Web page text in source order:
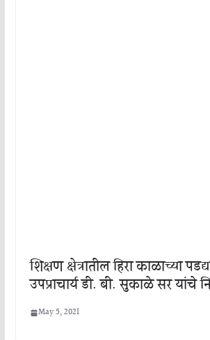
शिक्षण क्षेत्रातील हिरा काळाच्या
उपप्राचार्य डी. बी. सुकाळे सर यांचे
May 5, 2021